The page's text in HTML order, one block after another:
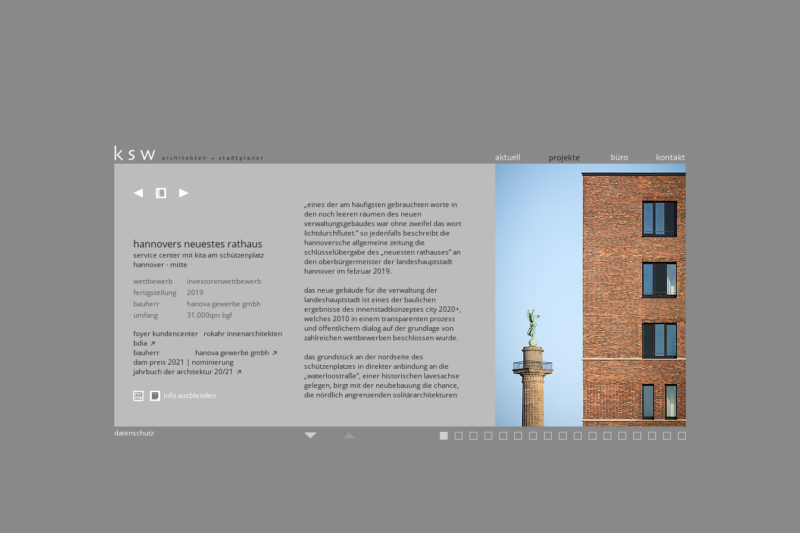
hannovers neuestes rathaus
service center mit kita am schützenplatz
hannover - mitte
wettbewerb
investorenwettbewerb
fertigstellung
2019
bauherr
hanova gewerbe gmbh
umfang
31.000qm bgf
foyer kundencenter rokahr innenarchitekten
bdia
bauherr hanova gewerbe gmbh
dam preis 2021 | nominierung
jahrbuch der architektur 20/21
info ausblenden
„eines der am häufigsten gebrauchten worte in
den noch leeren räumen des neuen
verwaltungsgebäudes war ohne zweifel das wort
lichtdurchflutet.“ so jedenfalls beschreibt die
hannoversche allgemeine zeitung die
schlüsselübergabe des „neuesten rathauses“ an
den oberbürgermeister der landeshauptstadt
hannover im februar 2019.
das neue gebäude für die verwaltung der
landeshauptstadt ist eines der baulichen
ergebnisse des innenstadtkonzeptes city 2020+,
welches 2010 in einem transparenten prozess
und öffentlichem dialog auf der grundlage von
zahlreichen wettbewerben beschlossen wurde.
das grundstück an der nordseite des
schützenplatzes in direkter anbindung an die
„waterloostraße“, einer historischen lavesachse
gelegen, birgt mit der neubebauung die chance,
die nördlich angrenzenden solitärarchitekturen
das „neueste rathaus“ hannovers gliedert sich in
seiner struktur in niedrig lagernde baukörper mit
datenschutz